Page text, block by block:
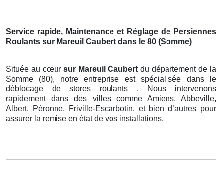
Service rapide, Maintenance et Réglage de Persiennes
Roulants sur Mareuil Caubert dans le 80 (Somme)
Située au cœur sur Mareuil Caubertdu département de la
Somme (80), notre entreprise est spécialisée dans le
déblocage de stores roulants . Nous intervenons
rapidement dans des villes comme Amiens, Abbeville,
Albert, Péronne, Friville-Escarbotin, et bien d’autres pour
assurer la remise en état de vos installations.